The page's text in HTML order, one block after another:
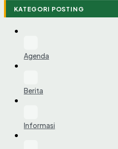
KATEGORI POSTING
Agenda
Berita
Informasi